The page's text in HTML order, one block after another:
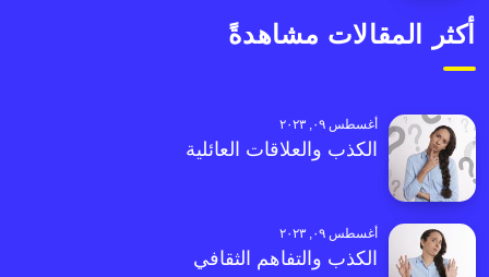
أكثر المقالات مشاهدةً
أغسطس ٠٩, ٢٠٢٣
الكذب والعلاقات العائلية
أغسطس ٠٩, ٢٠٢٣
الكذب والتفاهم الثقافي